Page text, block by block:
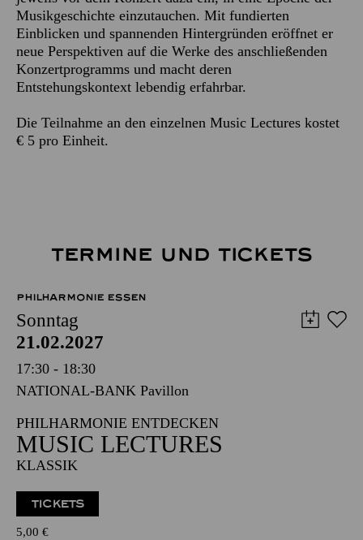
Musikgeschichte einzutauchen. Mit fundierten
Einblicken und spannenden Hintergründen eröffnet er
neue Perspektiven auf die Werke des anschließenden
Konzertprogramms und macht deren
Entstehungskontext lebendig erfahrbar.
Die Teilnahme an den einzelnen Music Lectures kostet
€ 5 pro Einheit.
TERMINE UND TICKETS
PHILHARMONIE ESSEN
Sonntag
21.02.2027
17:30 - 18:30
NATIONAL-BANK Pavillon
PHILHARMONIE ENTDECKEN
MUSIC LECTURES
KLASSIK
TICKETS
5,00 €